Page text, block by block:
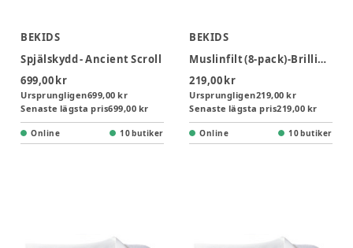
BEKIDS
Spjälskydd - Ancient Scroll
699,00 kr
Ursprungligen699,00 kr
Senaste lägsta pris699,00 kr
Online 10 butiker
BEKIDS
Muslinfilt (8-pack)-Brilliant White
219,00 kr
Ursprungligen219,00 kr
Senaste lägsta pris219,00 kr
Online 10 butiker